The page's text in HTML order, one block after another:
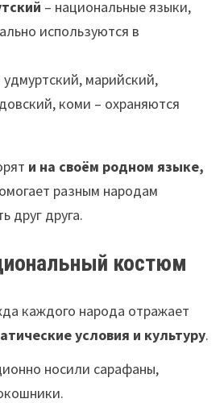
– национальные языки,
используются в
удмуртский, марийский,
коми – охраняются
и на своём родном языке,
разным народам
друг друга.
костюм
каждого народа отражает
условия и культуру.
носили сарафаны,